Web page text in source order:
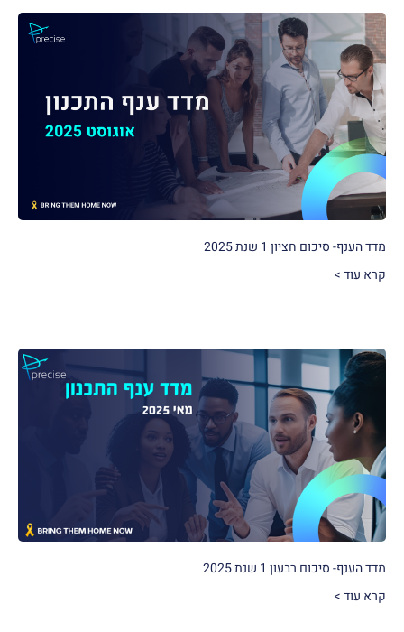
מדד הענף- סיכום חציון 1 שנת 2025
קרא עוד >
מדד הענף- סיכום רבעון 1 שנת 2025
קרא עוד >